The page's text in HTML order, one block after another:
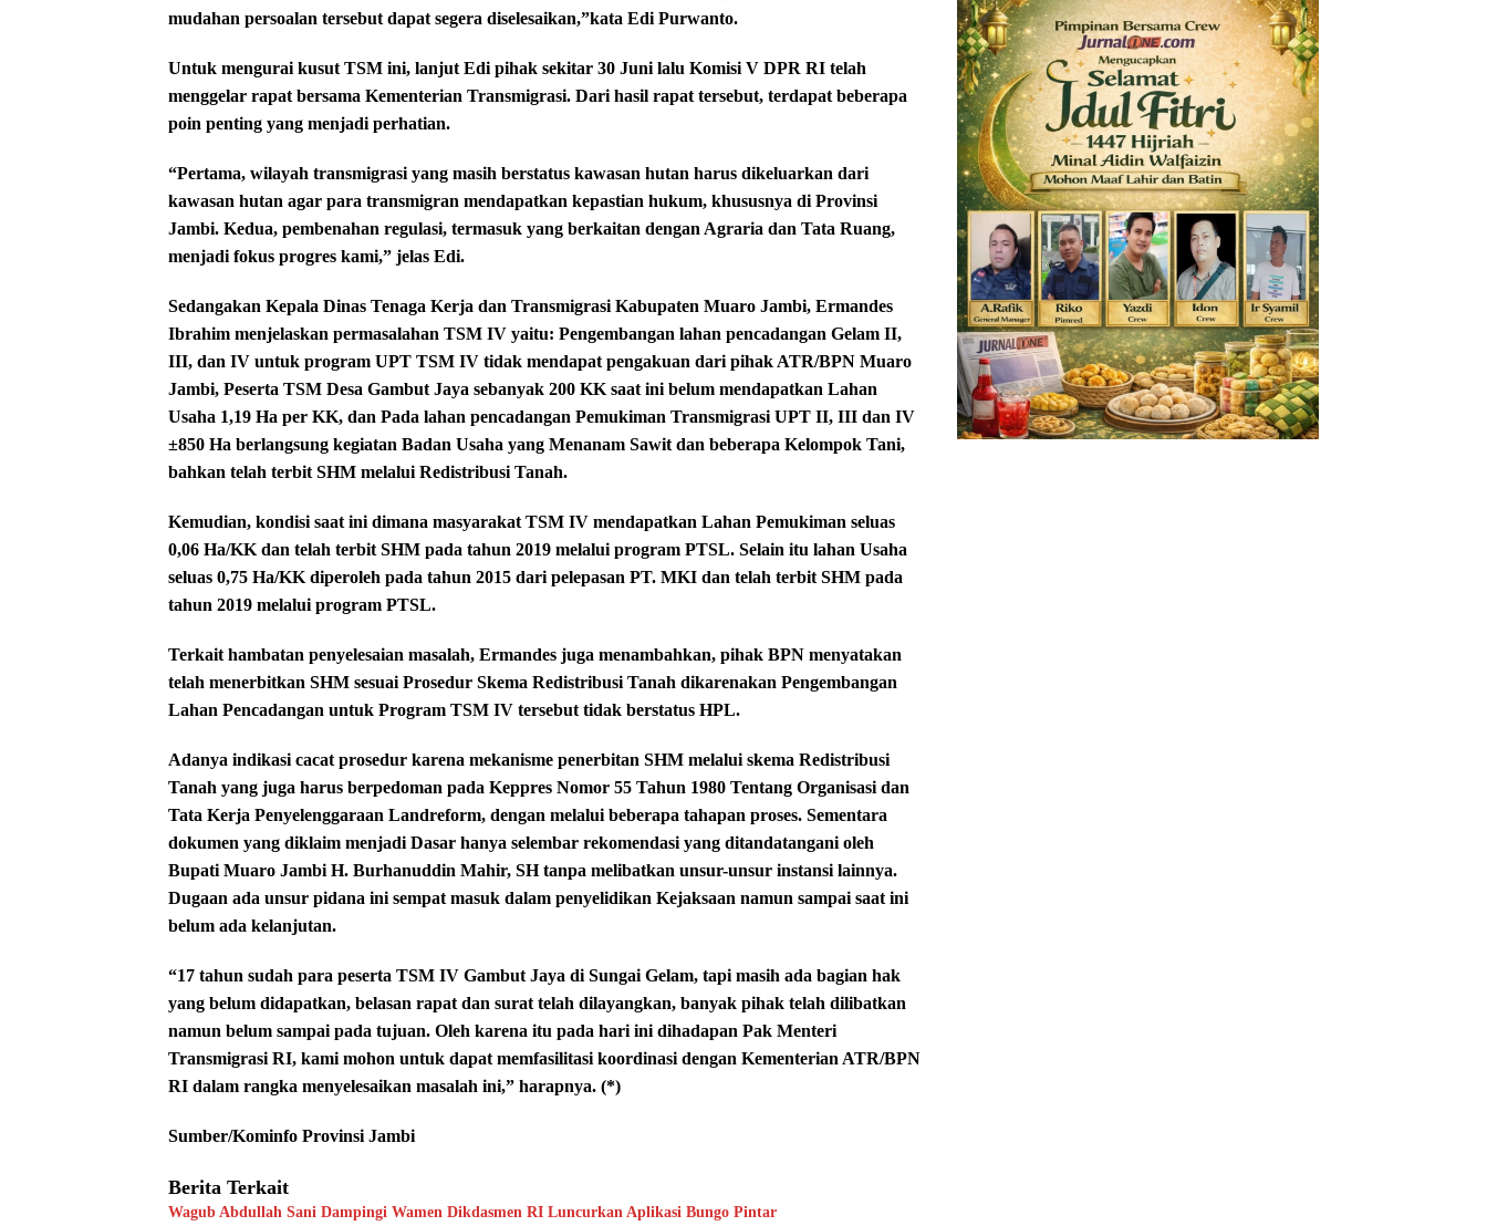
mudahan persoalan tersebut dapat segera diselesaikan,”kata Edi Purwanto.
Untuk mengurai kusut TSM ini, lanjut Edi pihak sekitar 30 Juni lalu Komisi V DPR RI telah
menggelar rapat bersama Kementerian Transmigrasi. Dari hasil rapat tersebut, terdapat beberapa
poin penting yang menjadi perhatian.
“Pertama, wilayah transmigrasi yang masih berstatus kawasan hutan harus dikeluarkan dari
kawasan hutan agar para transmigran mendapatkan kepastian hukum, khususnya di Provinsi
Jambi. Kedua, pembenahan regulasi, termasuk yang berkaitan dengan Agraria dan Tata Ruang,
menjadi fokus progres kami,” jelas Edi.
Sedangakan Kepala Dinas Tenaga Kerja dan Transmigrasi Kabupaten Muaro Jambi, Ermandes
Ibrahim menjelaskan permasalahan TSM IV yaitu: Pengembangan lahan pencadangan Gelam II,
III, dan IV untuk program UPT TSM IV tidak mendapat pengakuan dari pihak ATR/BPN Muaro
Jambi, Peserta TSM Desa Gambut Jaya sebanyak 200 KK saat ini belum mendapatkan Lahan
Usaha 1,19 Ha per KK, dan Pada lahan pencadangan Pemukiman Transmigrasi UPT II, III dan IV
±850 Ha berlangsung kegiatan Badan Usaha yang Menanam Sawit dan beberapa Kelompok Tani,
bahkan telah terbit SHM melalui Redistribusi Tanah.
Kemudian, kondisi saat ini dimana masyarakat TSM IV mendapatkan Lahan Pemukiman seluas
0,06 Ha/KK dan telah terbit SHM pada tahun 2019 melalui program PTSL. Selain itu lahan Usaha
seluas 0,75 Ha/KK diperoleh pada tahun 2015 dari pelepasan PT. MKI dan telah terbit SHM pada
tahun 2019 melalui program PTSL.
Terkait hambatan penyelesaian masalah, Ermandes juga menambahkan, pihak BPN menyatakan
telah menerbitkan SHM sesuai Prosedur Skema Redistribusi Tanah dikarenakan Pengembangan
Lahan Pencadangan untuk Program TSM IV tersebut tidak berstatus HPL.
Adanya indikasi cacat prosedur karena mekanisme penerbitan SHM melalui skema Redistribusi
Tanah yang juga harus berpedoman pada Keppres Nomor 55 Tahun 1980 Tentang Organisasi dan
Tata Kerja Penyelenggaraan Landreform, dengan melalui beberapa tahapan proses. Sementara
dokumen yang diklaim menjadi Dasar hanya selembar rekomendasi yang ditandatangani oleh
Bupati Muaro Jambi H. Burhanuddin Mahir, SH tanpa melibatkan unsur-unsur instansi lainnya.
Dugaan ada unsur pidana ini sempat masuk dalam penyelidikan Kejaksaan namun sampai saat ini
belum ada kelanjutan.
“17 tahun sudah para peserta TSM IV Gambut Jaya di Sungai Gelam, tapi masih ada bagian hak
yang belum didapatkan, belasan rapat dan surat telah dilayangkan, banyak pihak telah dilibatkan
namun belum sampai pada tujuan. Oleh karena itu pada hari ini dihadapan Pak Menteri
Transmigrasi RI, kami mohon untuk dapat memfasilitasi koordinasi dengan Kementerian ATR/BPN
RI dalam rangka menyelesaikan masalah ini,” harapnya. (*)
Sumber/Kominfo Provinsi Jambi
Berita Terkait
Wagub Abdullah Sani Dampingi Wamen Dikdasmen RI Luncurkan Aplikasi Bungo Pintar